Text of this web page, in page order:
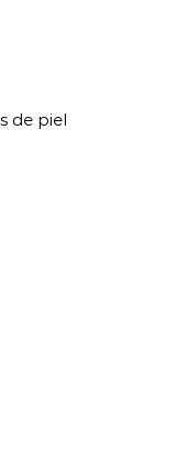
de piel